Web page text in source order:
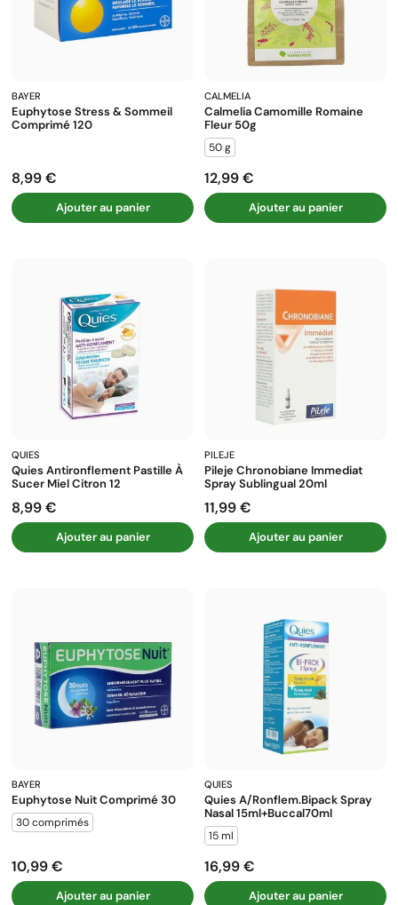
BAYER
Euphytose Stress & Sommeil
Comprimé 120
Prix
8,99 €
Ajouter au panier
CALMELIA
Calmelia Camomille Romaine
Fleur 50g
50 g
Prix
12,99 €
Ajouter au panier
QUIES
Quies Antironflement Pastille À
Sucer Miel Citron 12
Prix
8,99 €
Ajouter au panier
PILEJE
Pileje Chronobiane Immediat
Spray Sublingual 20ml
Prix
11,99 €
Ajouter au panier
BAYER
Euphytose Nuit Comprimé 30
30 comprimés
Prix
10,99 €
Ajouter au panier
QUIES
Quies A/ronflem.bipack Spray
Nasal 15ml+buccal70ml
15 ml
Prix
16,99 €
Ajouter au panier